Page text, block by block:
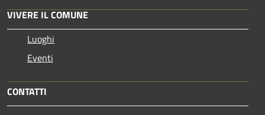
VIVERE IL COMUNE
Luoghi
Eventi
CONTATTI